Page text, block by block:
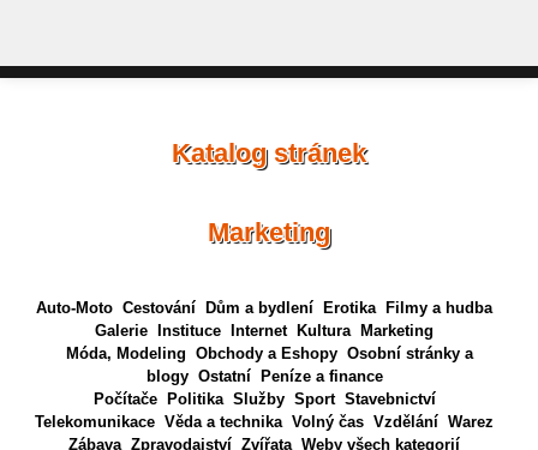
Katalog stránek
Marketing
Auto-Moto Cestování Dům a bydlení Erotika
Filmy a hudba
Galerie
Instituce Internet Kultura
Marketing
Móda, Modeling Obchody a Eshopy Osobní stránky a
blogy Ostatní
Peníze a finance
Počítače
Politika Služby Sport Stavebnictví
Telekomunikace Věda a technika Volný čas Vzdělání Warez
Zábava Zpravodajství Zvířata Weby všech kategorií